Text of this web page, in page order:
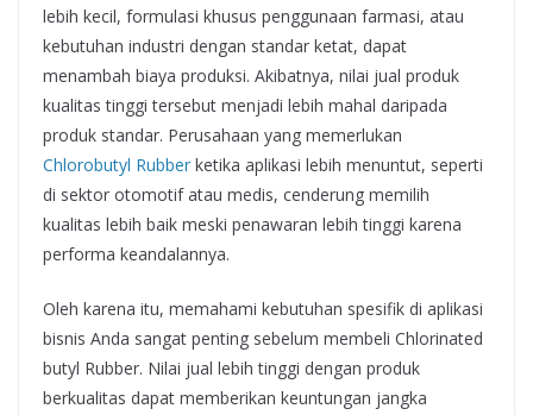
lebih kecil, formulasi khusus penggunaan farmasi, atau
kebutuhan industri dengan standar ketat, dapat
menambah biaya produksi. Akibatnya, nilai jual produk
kualitas tinggi tersebut menjadi lebih mahal daripada
produk standar. Perusahaan yang memerlukan
Chlorobutyl Rubber ketika aplikasi lebih menuntut, seperti
di sektor otomotif atau medis, cenderung memilih
kualitas lebih baik meski penawaran lebih tinggi karena
performa keandalannya.
Oleh karena itu, memahami kebutuhan spesifik di aplikasi
bisnis Anda sangat penting sebelum membeli Chlorinated
butyl Rubber. Nilai jual lebih tinggi dengan produk
berkualitas dapat memberikan keuntungan jangka